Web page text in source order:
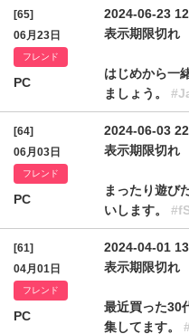
[65]
06月23日
フレンド
PC
2024-06-23
表示期限切れ
はじめから一
ましょう。
[64]
06月03日
フレンド
PC
2024-06-03
表示期限切れ
まったり遊び
いします。
[61]
04月01日
フレンド
PC
2024-04-01
表示期限切れ
最近買った30
集してます。